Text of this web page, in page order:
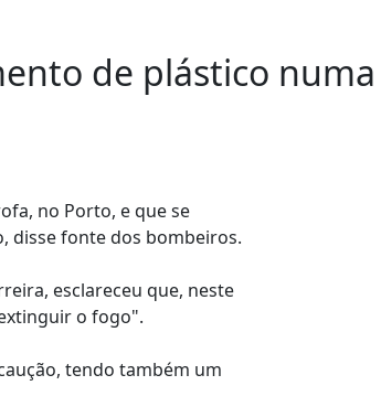
de plástico
no Porto, e que se
disse fonte dos bombeiros.
esclareceu que, neste
o fogo".
tendo também um